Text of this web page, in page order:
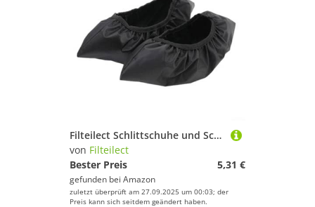
Filteilect Schlittschuhe und Schlittschuhe unter Rädern Abdeckung Staubschutz Tuch Rollschuhe Band Scale 45 mit elastischer Rollenöffnung Schwarz Oxford für Material
von Filteilect
Bester Preis
5,31 €
gefunden bei Amazon
zuletzt überprüft am 27.09.2025 um 00:03; der
Preis kann sich seitdem geändert haben.